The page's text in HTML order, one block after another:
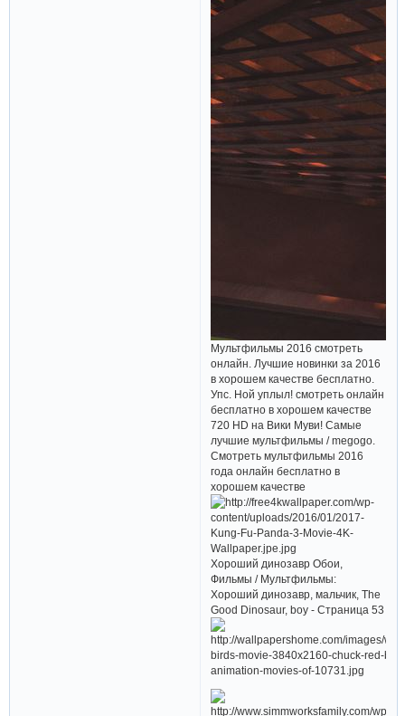
Мультфильмы 2016 смотреть
онлайн. Лучшие новинки за 2016
в хорошем качестве бесплатно.
Упс. Ной уплыл! смотреть онлайн
бесплатно в хорошем качестве
720 HD на Вики Муви! Самые
лучшие мультфильмы / megogo.
Смотреть мультфильмы 2016
года онлайн бесплатно в
хорошем качестве
Хороший динозавр Обои,
Фильмы / Мультфильмы:
Хороший динозавр, мальчик, The
Good Dinosaur, boy - Страница 53